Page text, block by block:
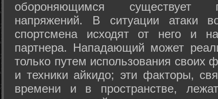
обороняющимся существует
напряжений. В ситуации атаки
спортсмена исходят от него и
партнера. Нападающий может
только путем использования своих
и техники айкидо; эти факторы,
времени и в пространстве,